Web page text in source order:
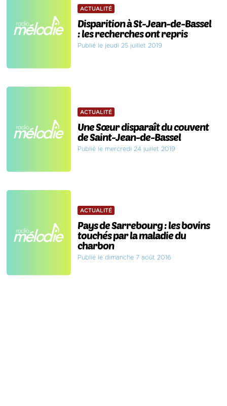
ACTUALITÉ
Disparition à St-Jean-de-Bassel
: les recherches ont repris
Publié le jeudi 25 juillet 2019
ACTUALITÉ
Une Sœur disparaît du couvent
de Saint-Jean-de-Bassel
Publié le mercredi 24 juillet 2019
ACTUALITÉ
Pays de Sarrebourg : les bovins
touchés par la maladie du
charbon
Publié le dimanche 7 août 2016